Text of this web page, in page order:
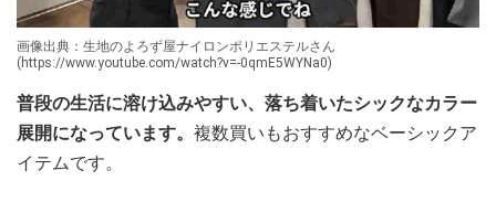
画像出典：生地のよろず屋ナイロンポリエステルさん
(https://www.youtube.com/watch?v=-0qmE5WYNa0)
普段の生活に溶け込みやすい、落ち着いたシックなカラー
展開になっています。 複数買いもおすすめなベーシックア
イテムです。